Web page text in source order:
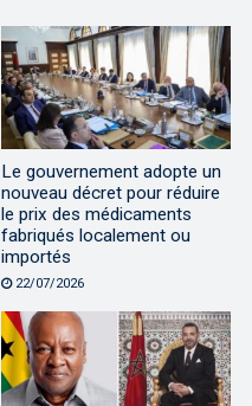
Le gouvernement adopte un
nouveau décret pour réduire
le prix des médicaments
fabriqués localement ou
importés
22/07/2026